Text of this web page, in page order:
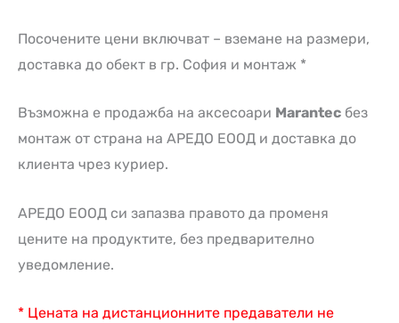
Посочените цени включват – вземане на размери,
доставка до обект в гр. София и монтаж *
Възможна е продажба на аксесоари Marantec без
монтаж от страна на АРЕДО ЕООД и доставка до
клиента чрез куриер.
АРЕДО ЕООД си запазва правото да променя
цените на продуктите, без предварително
уведомление.
* Цената на дистанционните предаватели не